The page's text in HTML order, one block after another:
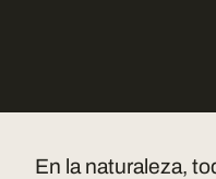
En la naturaleza,